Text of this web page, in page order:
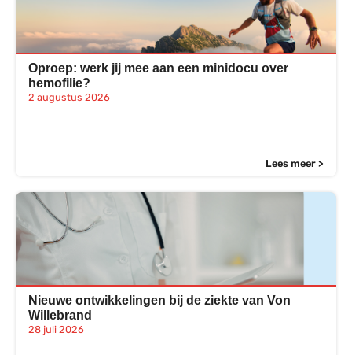
Oproep: werk jij mee aan een minidocu over
hemofilie?
2 augustus 2026
Lees meer >
Nieuwe ontwikkelingen bij de ziekte van Von
Willebrand
28 juli 2026